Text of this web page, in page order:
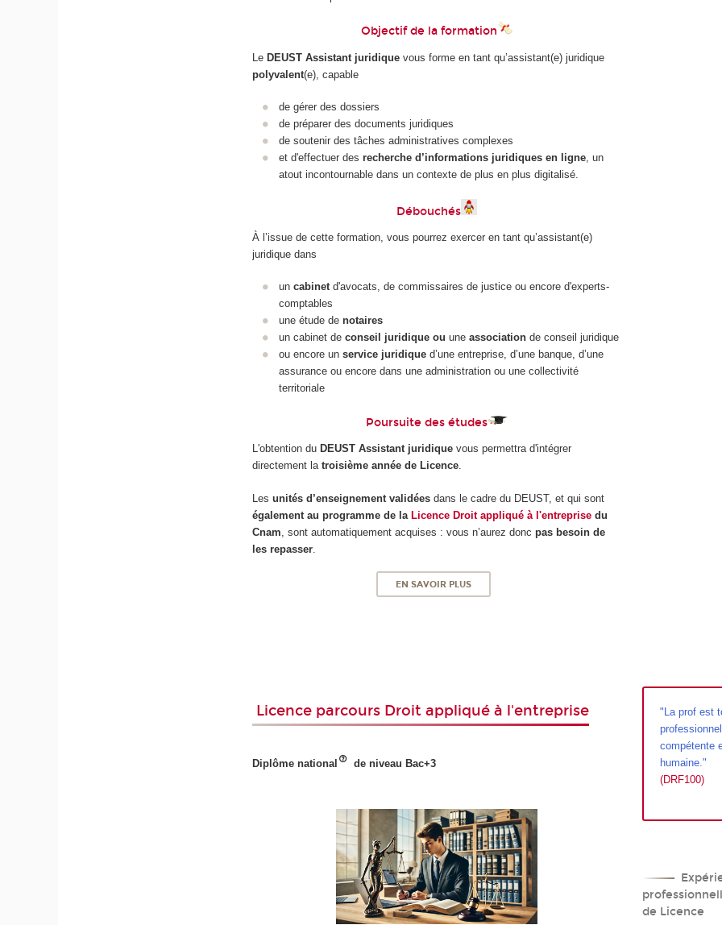
Objectif de la formation
LeDEUST Assistant juridique vous forme en tant qu’assistant(e) juridique
polyvalent(e), capable
de gérer des dossiers
de préparer des documents juridiques
de soutenir des tâches administratives complexes
et d'effectuer des recherche d’informations juridiques en ligne, un
atout incontournable dans un contexte de plus en plus digitalisé.
Débouchés
À l’issue de cette formation, vous pourrez exercer en tant qu’assistant(e)
juridique dans
un cabinetd'avocats, de commissaires de justice ou encore d'experts-
comptables
une étude de notaires
un cabinet de conseil juridique ou une association de conseil juridique
ou encore un service juridiqued’une entreprise, d’une banque, d’une
assurance ou encore dans une administration ou une collectivité
territoriale
Poursuite des études
L'obtention du DEUST Assistant juridique vous permettra d'intégrer
directement latroisième année de Licence.
Les unités d’enseignement validées dans le cadre du DEUST, et qui sont
également au programme de laLicence Droit appliqué à l'entreprise du
Cnam , sont automatiquement acquises : vous n’aurez doncpas besoin de
les repasser
EN SAVOIR PLUS
Licence parcours Droit appliqué à l'entreprise
Diplôme national de niveau Bac+3
"La prof est
compétente
humaine."
(DRF100)
de Licence